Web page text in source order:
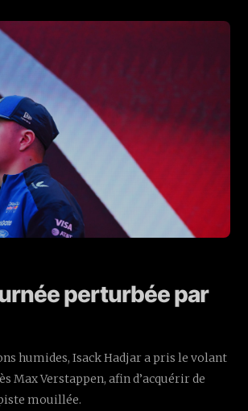
perturbée par
humides, Isack Hadjar a pris le volant
Max Verstappen, afin d’acquérir de
mouillée.